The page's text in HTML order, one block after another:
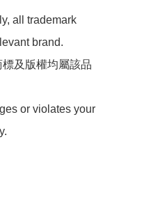
all trademark
brand.
及版權均屬該品
or violates your